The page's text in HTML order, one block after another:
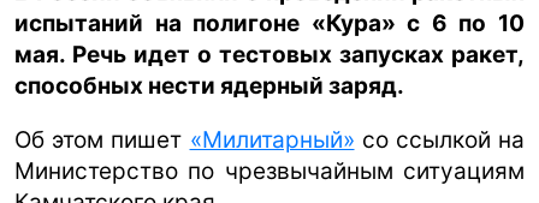
испытаний на полигоне «Кура» с 6 по 10
мая. Речь идет о тестовых запусках ракет,
способных нести ядерный заряд.
Об этом пишет «Милитарный» со ссылкой на
Министерство по чрезвычайным ситуациям